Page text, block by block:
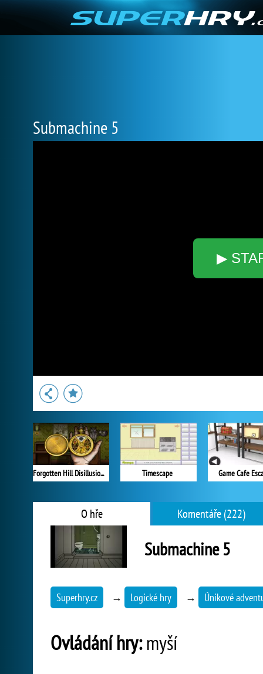
Submachine 5
▶
Forgotten Hill Disillusion: The Library Timescape Game Cafe
O hře Komentáře (222)
Submachine 5
Superhry.cz → Logické hry → Únikové
Ovládání hry:myší